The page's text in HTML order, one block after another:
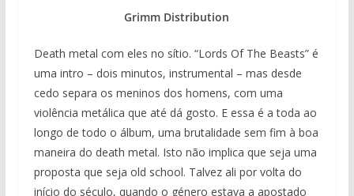
Grimm Distribution
Death metal com eles no sítio. “Lords Of The Beasts” é
uma intro – dois minutos, instrumental – mas desde
cedo separa os meninos dos homens, com uma
violência metálica que até dá gosto. E essa é a toda ao
longo de todo o álbum, uma brutalidade sem fim à boa
maneira do death metal. Isto não implica que seja uma
proposta que seja old school. Talvez ali por volta do
início do século, quando o género estava a apostado